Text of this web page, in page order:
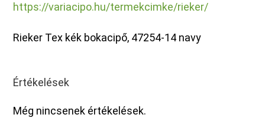
https://variacipo.hu/termekcimke/rieker/
Rieker Tex kék bokacipő, 47254-14 navy
Értékelések
Még nincsenek értékelések.